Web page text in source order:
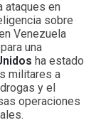
ataques en
sobre
Venezuela
una
ha estado
militares a
y el
operaciones